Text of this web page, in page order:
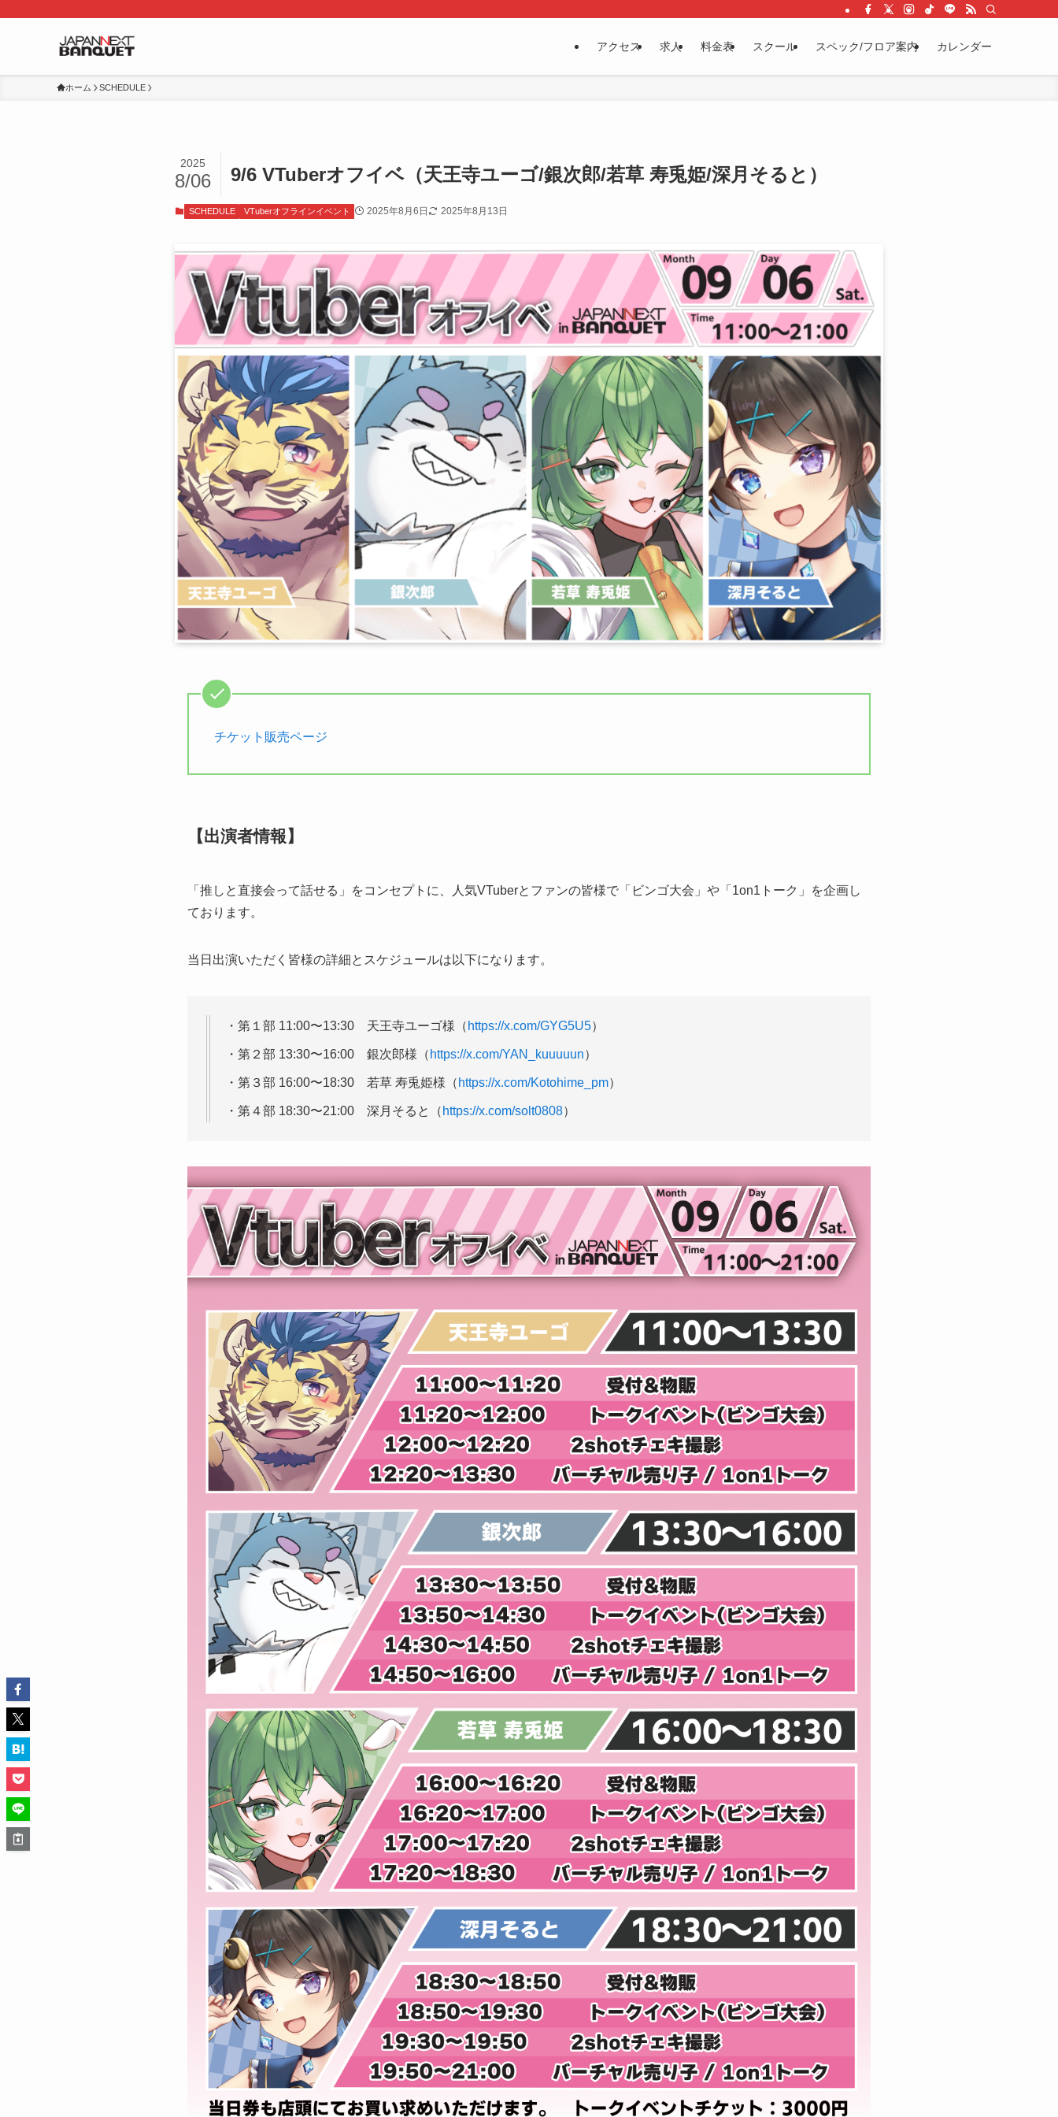
アクセス 求人 料金表 スクール スペック/フロア案内 カレンダー
ホーム SCHEDULE
9/6 VTuberオフイベ（天王寺ユーゴ/銀次郎/若草 寿兎姫/深月そると）
2025
8/06
SCHEDULE VTuberオフラインイベント 2025年8月6日 2025年8月13日
チケット販売ページ
【出演者情報】
「推しと直接会って話せる」をコンセプトに、人気VTuberとファンの皆様で「ビンゴ大会」や「1on1トーク」を企画し
ております。
当日出演いただく皆様の詳細とスケジュールは以下になります。
・第１部 11:00〜13:30 天王寺ユーゴ様（ https://x.com/GYG5U5）
・第２部 13:30〜16:00 銀次郎様（ https://x.com/YAN_kuuuuun）
・第３部 16:00〜18:30 若草 寿兎姫様（ https://x.com/Kotohime_pm）
・第４部 18:30〜21:00 深月そると（ https://x.com/solt0808）